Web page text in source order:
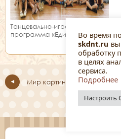
Танцевально-игровая
программа «Единство танца»
Мир картин Александра
Путешествие
Во время
skdnt.ru вы
обработку
в целях
сервиса.
Подробнее
Настроить